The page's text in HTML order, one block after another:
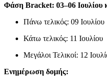
Φάση Bracket: 03–06 Ιουλίου
Πάνω τελικός: 09 Ιουλίου
Κάτω τελικός: 11 Ιουλίου
Μεγάλοι Τελικοί: 12
Ενημέρωση δομής: